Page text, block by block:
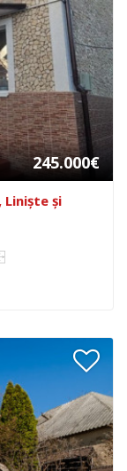
245.000€
Liniște și